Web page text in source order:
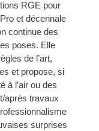
RGE pour
et décennale
continue des
poses. Elle
de l’art,
et propose, si
à l’air ou des
après travaux
surprises